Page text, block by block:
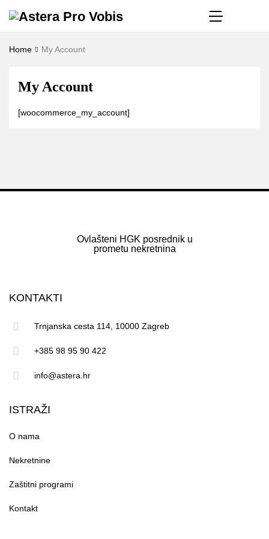
Home My Account
My Account
[woocommerce_my_account]
Ovlašteni HGK posrednik u
prometu nekretnina
KONTAKTI
Trnjanska cesta 114, 10000 Zagreb
+385 98 95 90 422
info@astera.hr
ISTRAŽI
O nama
Nekretnine
Zaštitni programi
Kontakt